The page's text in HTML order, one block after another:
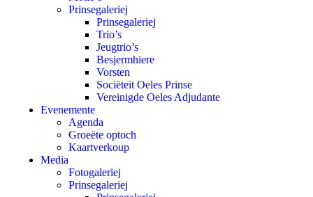
Prinsegaleriej
Prinsegaleriej
Trio’s
Jeugtrio’s
Besjermhiere
Vorsten
Sociëteit Oeles Prinse
Vereinigde Oeles Adjudante
Evenemente
Agenda
Groeëte optoch
Kaartverkoup
Media
Fotogaleriej
Prinsegaleriej